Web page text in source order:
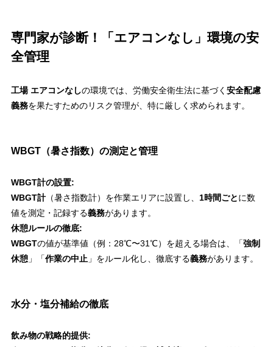
専門家が診断！「エアコンなし」環境の安
全管理
工場 エアコンなしの環境では、労働安全衛生法に基づく 安全配慮
義務を果たすためのリスク管理が、特に厳しく求められます。
WBGT（暑さ指数）の測定と管理
WBGT計の設置:
WBGT計（暑さ指数計）を作業エリアに設置し、 1時間ごとに数
値を測定・記録する義務があります。
休憩ルールの徹底:
WBGTの値が基準値（例：28℃〜31℃）を超える場合は、「強制
休憩」「作業の中止」をルール化し、徹底する義務があります。
水分・塩分補給の徹底
飲み物の戦略的提供: